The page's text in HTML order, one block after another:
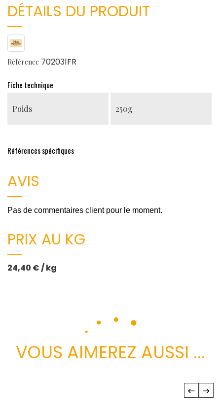
DÉTAILS DU PRODUIT
Référence 702031FR
Fiche technique
Poids 250g
Références spécifiques
AVIS
Pas de commentaires client pour le moment.
PRIX AU KG
24,40 € / kg
VOUS AIMEREZ AUSSI ...